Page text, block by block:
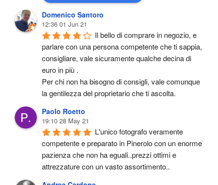
Domenico Santoro
12:36 01 Jun 21
Il bello di comprare in negozio, e
parlare con una persona competente che ti sappia,
consigliare, vale sicuramente qualche decina di
euro in più .
Per chi non ha bisogno di consigli, vale comunque
la gentilezza del proprietario che ti ascolta.
Paolo Roetto
19:10 28 May 21
L'unico fotografo veramente
competente e preparato in Pinerolo con un enorme
pazienza che non ha eguali..prezzi ottimi e
attrezzature con un vasto assortimento..